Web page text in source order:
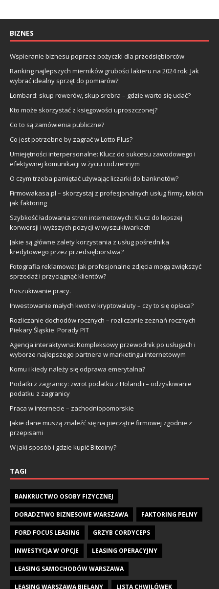
BIZNES
Wspieranie biznesu poprzez pożyczki dla przedsiębiorców
Ranking najlepszych mierników grubości lakieru na 2024 rok: Jak
wybrać idealny sprzęt do pomiarów?
Lombard: skup rowerów, skup srebra – gdzie warto się udać?
Kto może skorzystać z księgowości uproszczonej?
Co to są zamówienia publiczne?
Co jest potrzebne by zagrać w Lotto Plus?
Umiejętności interpersonalne: Klucz do sukcesu zawodowego i
efektywnej komunikacji w życiu codziennym
O czym trzeba pamiętać używając liczarki do banknotów?
Firmowakasa.pl – skorzystaj z profesjonalnych usług firmy, takich
jak faktoring
Szybkość ładowania stron internetowych: Klucz do lepszej
konwersji i wyższych pozycji w wyszukiwarkach
Jakie są główne zalety korzystania z usług pośrednika
kredytowego przez przedsiębiorstwa?
Fotografia reklamowa: Jak profesjonalne zdjęcia mogą zwiększyć
sprzedaż i przyciągnąć klientów?
Poszukiwanie pracy.
Inwestowanie małych kwot w kryptowaluty – czy to się opłaca?
Rozliczanie dochodów rocznych – rozliczanie zeznań rocznych
Piekary Śląskie. Porady PIT
Agencja interaktywna: Kompleksowy przewodnik po usługach i
wyborze najlepszego partnera w marketingu internetowym
Komu i kiedy należy się odprawa emerytalna?
Podatki z zagranicy: zwrot podatku z Holandii – odzyskiwanie
podatku z zagranicy
Praca w internecie – zachodniopomorskie
Jakie dane muszą znaleźć się na pieczątce firmowej zgodnie z
przepisami
W jaki sposób i gdzie kupić Bitcoiny?
TAGI
BANKRUCTWO OSOBY FIZYCZNEJ
DORADZTWO BIZNESOWE WARSZAWA FAKTORING PEŁNY
FORD FOCUS LEASING GRZYB CORDYCEPS
INWESTYCJA W OPCJE LEASING OPERACYJNY
LEASING SAMOCHODÓW WARSZAWA
LEASING WARSZAWA BIELANY LISTA CHWILÓWEK